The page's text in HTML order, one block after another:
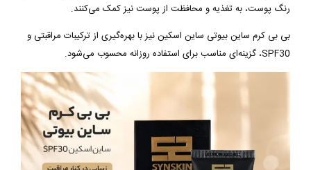
رنگ پوست، به تغذیه و محافظت از پوست نیز کمک می‌کنند.
بی بی کرم ساین بیوتی ساین اسکین نیز با بهره‌گیری از ترکیبات مراقبتی و
SPF30، گزینه‌ای مناسب برای استفاده روزانه محسوب می‌شود.